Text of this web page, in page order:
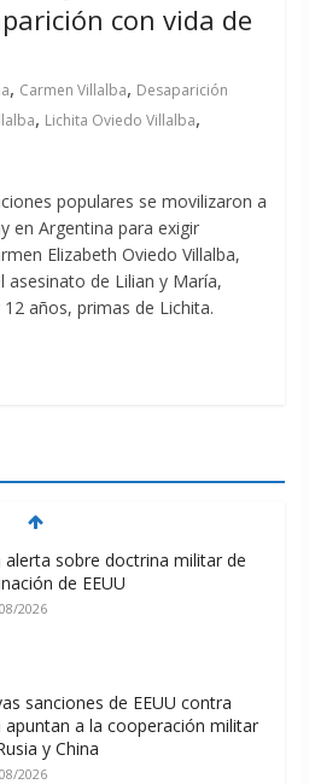
con vida de
, Carmen Villalba, Desaparición
, Lichita Oviedo Villalba,
populares se movilizaron a
en Argentina para exigir
Elizabeth Oviedo Villalba,
asesinato de Lilian y María,
años, primas de Lichita.
alerta sobre doctrina militar de
de EEUU
2026
sanciones de EEUU contra
apuntan a la cooperación militar
y China
2026